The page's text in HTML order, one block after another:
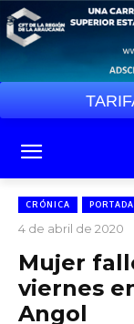
CRÓNICA PORTADA
4 de abril de 2020
Mujer
viernes
Angol